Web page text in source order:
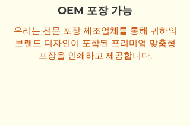
OEM 포장 가능
우리는 전문 포장 제조업체를 통해 귀하의
브랜드 디자인이 포함된 프리미엄 맞춤형
포장을 인쇄하고 제공합니다.